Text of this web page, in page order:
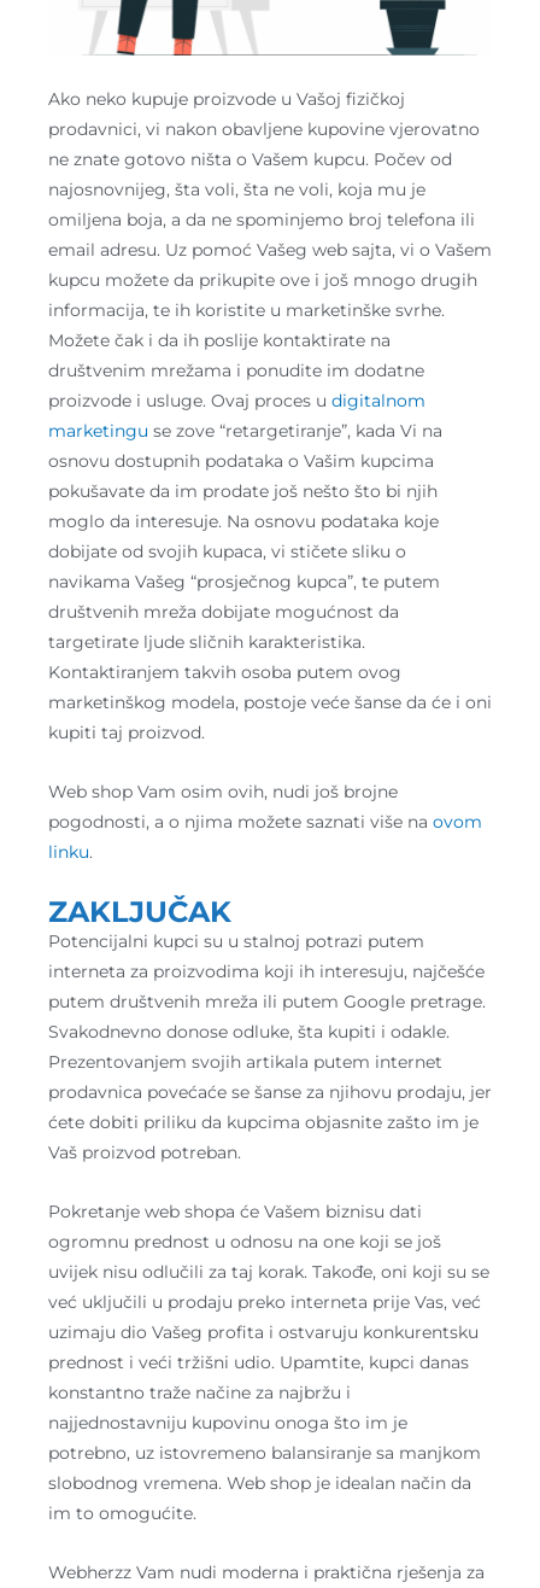
Ako neko kupuje proizvode u Vašoj fizičkoj
prodavnici, vi nakon obavljene kupovine vjerovatno
ne znate gotovo ništa o Vašem kupcu. Počev od
najosnovnijeg, šta voli, šta ne voli, koja mu je
omiljena boja, a da ne spominjemo broj telefona ili
email adresu. Uz pomoć Vašeg web sajta, vi o Vašem
kupcu možete da prikupite ove i još mnogo drugih
informacija, te ih koristite u marketinške svrhe.
Možete čak i da ih poslije kontaktirate na
društvenim mrežama i ponudite im dodatne
proizvode i usluge. Ovaj proces u digitalnom
marketingu se zove “retargetiranje”, kada Vi na
osnovu dostupnih podataka o Vašim kupcima
pokušavate da im prodate još nešto što bi njih
moglo da interesuje. Na osnovu podataka koje
dobijate od svojih kupaca, vi stičete sliku o
navikama Vašeg “prosječnog kupca”, te putem
društvenih mreža dobijate mogućnost da
targetirate ljude sličnih karakteristika.
Kontaktiranjem takvih osoba putem ovog
marketinškog modela, postoje veće šanse da će i oni
kupiti taj proizvod.
Web shop Vam osim ovih, nudi još brojne
pogodnosti, a o njima možete saznati više na ovom
linku.
ZAKLJUČAK
Potencijalni kupci su u stalnoj potrazi putem
interneta za proizvodima koji ih interesuju, najčešće
putem društvenih mreža ili putem Google pretrage.
Svakodnevno donose odluke, šta kupiti i odakle.
Prezentovanjem svojih artikala putem internet
prodavnica povećaće se šanse za njihovu prodaju, jer
ćete dobiti priliku da kupcima objasnite zašto im je
Vaš proizvod potreban.
Pokretanje web shopa će Vašem biznisu dati
ogromnu prednost u odnosu na one koji se još
uvijek nisu odlučili za taj korak. Takođe, oni koji su se
već uključili u prodaju preko interneta prije Vas, već
uzimaju dio Vašeg profita i ostvaruju konkurentsku
prednost i veći tržišni udio. Upamtite, kupci danas
konstantno traže načine za najbržu i
najjednostavniju kupovinu onoga što im je
potrebno, uz istovremeno balansiranje sa manjkom
slobodnog vremena. Web shop je idealan način da
im to omogućite.
Webherzz Vam nudi moderna i praktična rješenja za